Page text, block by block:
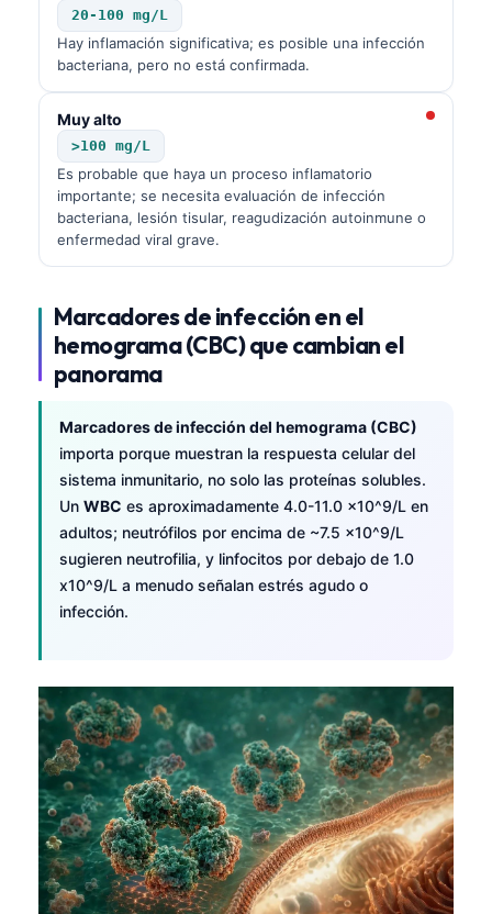
20-100 mg/L
Hay inflamación significativa; es posible una infección
bacteriana, pero no está confirmada.
Muy alto
>100 mg/L
Es probable que haya un proceso inflamatorio
importante; se necesita evaluación de infección
bacteriana, lesión tisular, reagudización autoinmune o
enfermedad viral grave.
Marcadores de infección en el
hemograma (CBC) que cambian el
panorama
Marcadores de infección del hemograma (CBC)
importa porque muestran la respuesta celular del
sistema inmunitario, no solo las proteínas solubles.
Un WBC es aproximadamente 4.0-11.0 x10^9/L en
adultos; neutrófilos por encima de ~7.5 x10^9/L
sugieren neutrofilia, y linfocitos por debajo de 1.0
x10^9/L a menudo señalan estrés agudo o
infección.